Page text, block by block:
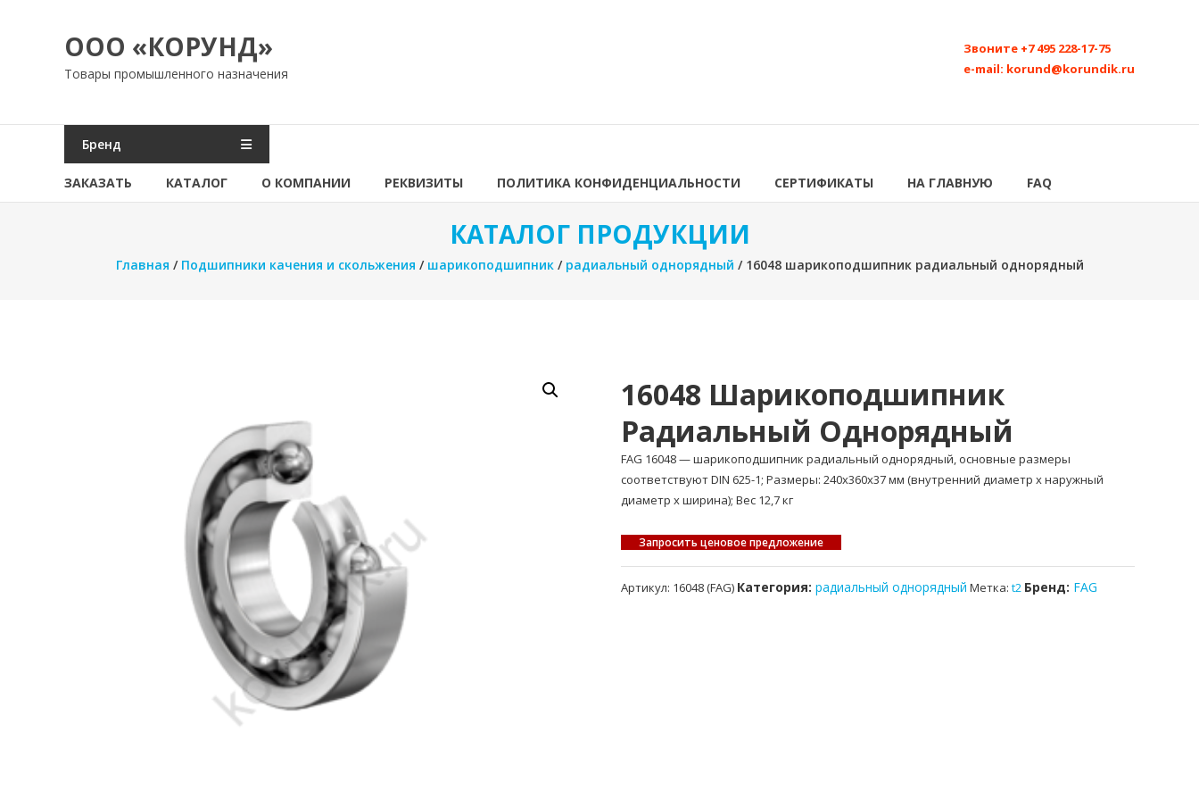
содержимомуООО «КОРУНД»
Товары промышленного назначения
Звоните +7 495 228-17-75
e-mail: korund@korundik.ru
Бренд
ЗАКАЗАТЬ КАТАЛОГ О КОМПАНИИ РЕКВИЗИТЫ ПОЛИТИКА КОНФИДЕНЦИАЛЬНОСТИ СЕРТИФИКАТЫ НА ГЛАВНУЮ FAQ
КАТАЛОГ ПРОДУКЦИИ
Главная / Подшипники качения и скольжения / шарикоподшипник/ радиальный однорядный / 16048 шарикоподшипник радиальный однорядный
16048 Шарикоподшипник
Радиальный Однорядный
FAG 16048 — шарикоподшипник радиальный однорядный, основные размеры
соответствуют DIN 625-1; Размеры: 240x360x37 мм (внутренний диаметр x наружный
диаметр x ширина); Вес 12,7 кг
Запросить ценовое предложение
Артикул: 16048 (FAG) Категория: радиальный однорядный Метка: t2 Бренд: FAG